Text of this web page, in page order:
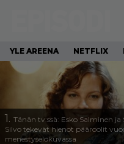
YLE AREENA NETFLIX
1. Tänän tv:ssä: Esko Salminen ja
Silvo tekevät hienot pääroolit
menestyselokuvassa